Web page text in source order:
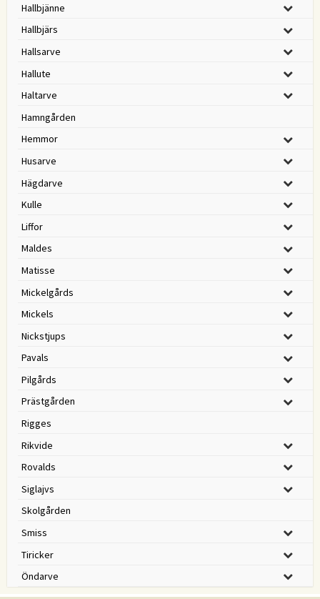
Hallbjänne
Hallbjärs
Hallsarve
Hallute
Haltarve
Hamngården
Hemmor
Husarve
Hägdarve
Kulle
Liffor
Maldes
Matisse
Mickelgårds
Mickels
Nickstjups
Pavals
Pilgårds
Prästgården
Rigges
Rikvide
Rovalds
Siglajvs
Skolgården
Smiss
Tiricker
Öndarve